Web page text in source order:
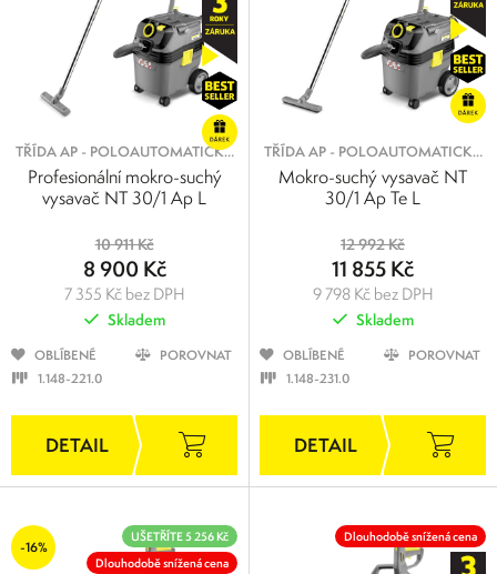
TŘÍDA AP - POLOAUTOMATICKÝ
OKLEP FILTRU PRO PRÁCI SE
STŘEDNĚ JEMNÝM PRACHEM
Profesionální mokro-suchý
vysavač NT 30/1 Ap L
10 911 Kč
8 900 Kč
7 355 Kč bez DPH
Skladem
OBLÍBENÉ
POROVNAT
1.148-221.0
TŘÍDA AP - POLOAUTOMATICKÝ
OKLEP FILTRU PRO PRÁCI SE
STŘEDNĚ JEMNÝM PRACHEM
Mokro-suchý vysavač NT
30/1 Ap Te L
12 992 Kč
11 855 Kč
9 798 Kč bez DPH
Skladem
OBLÍBENÉ
POROVNAT
1.148-231.0
-16%
UŠETŘÍTE 5 256 Kč
Dlouhodobě snížená cena
Dlouhodobě snížená cena